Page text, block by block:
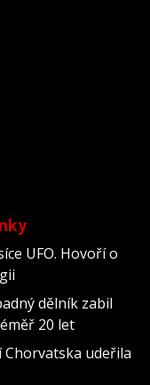
UFO. Hovoří o
dělník zabil
20 let
Chorvatska udeřila